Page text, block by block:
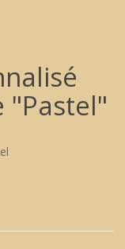
"Pastel"